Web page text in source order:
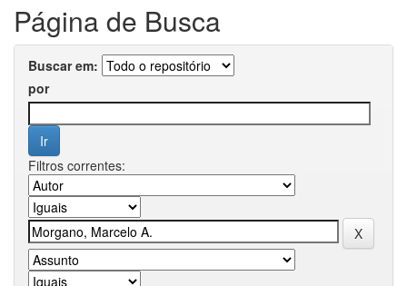
Página de Busca
Buscar em:
por
Filtros correntes: